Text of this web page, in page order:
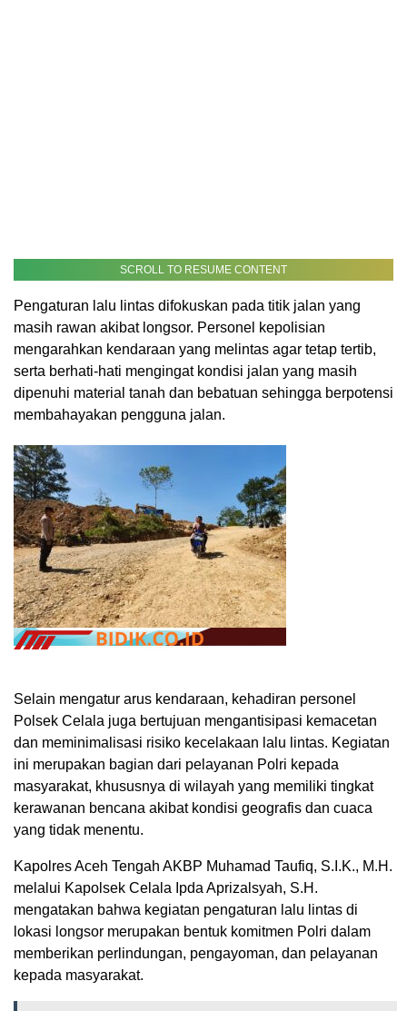
SCROLL TO RESUME CONTENT
Pengaturan lalu lintas difokuskan pada titik jalan yang
masih rawan akibat longsor. Personel kepolisian
mengarahkan kendaraan yang melintas agar tetap tertib,
serta berhati-hati mengingat kondisi jalan yang masih
dipenuhi material tanah dan bebatuan sehingga berpotensi
membahayakan pengguna jalan.
Selain mengatur arus kendaraan, kehadiran personel
Polsek Celala juga bertujuan mengantisipasi kemacetan
dan meminimalisasi risiko kecelakaan lalu lintas. Kegiatan
ini merupakan bagian dari pelayanan Polri kepada
masyarakat, khususnya di wilayah yang memiliki tingkat
kerawanan bencana akibat kondisi geografis dan cuaca
yang tidak menentu.
Kapolres Aceh Tengah AKBP Muhamad Taufiq, S.I.K., M.H.
melalui Kapolsek Celala Ipda Aprizalsyah, S.H.
mengatakan bahwa kegiatan pengaturan lalu lintas di
lokasi longsor merupakan bentuk komitmen Polri dalam
memberikan perlindungan, pengayoman, dan pelayanan
kepada masyarakat.